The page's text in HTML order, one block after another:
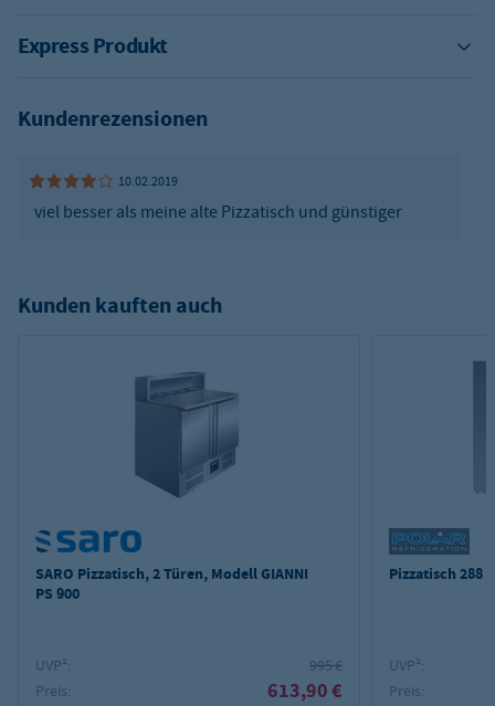
Express Produkt
Kundenrezensionen
10.02.2019
viel besser als meine alte Pizzatisch und günstiger
Kunden kauften auch
SARO Pizzatisch, 2 Türen, Modell GIANNI
PS 900
UVP²:
995 €
Preis:
613,90 €
Pizzatisch 288
UVP²:
Preis: